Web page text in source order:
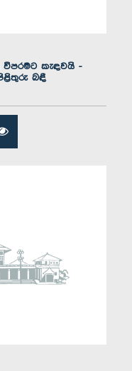
පා.ම.
පා.ම.
විපරමට කැඳවයි -
බඳී